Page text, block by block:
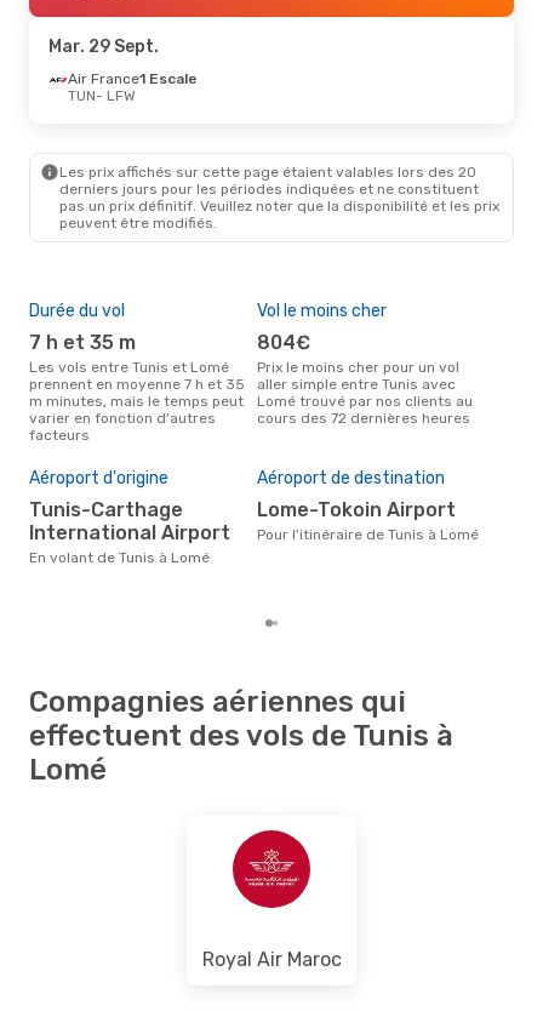
Mar. 29 Sept.
Air France1 Escale
TUN- LFW
Les prix affichés sur cette page étaient valables lors des 20
derniers jours pour les périodes indiquées et ne constituent
pas un prix définitif. Veuillez noter que la disponibilité et les prix
peuvent être modifiés.
Durée du vol
7 h et 35 m
Les vols entre Tunis et Lomé
prennent en moyenne 7 h et 35
m minutes, mais le temps peut
varier en fonction d'autres
facteurs
Vol le moins cher
804€
Prix le moins cher pour un vol
aller simple entre Tunis avec
Lomé trouvé par nos clients au
cours des 72 dernières heures
Aéroport d'origine
Tunis-Carthage
International Airport
En volant de Tunis à Lomé
Aéroport de destination
Lome-Tokoin Airport
Pour l'itinéraire de Tunis à Lomé
Compagnies aériennes qui
effectuent des vols de Tunis à
Lomé
Royal Air Maroc